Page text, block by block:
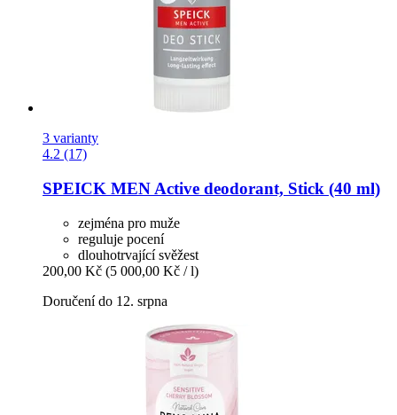
3 varianty
4.2 (17)
SPEICK MEN Active deodorant, Stick (40 ml)
zejména pro muže
reguluje pocení
dlouhotrvající svěžest
200,00 Kč (5 000,00 Kč / l)
Doručení do 12. srpna